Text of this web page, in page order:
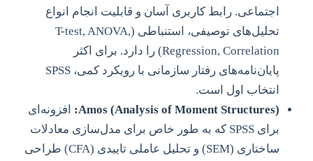
اجتماعی. رابط کاربری آسان و قابلیت انجام انواع
تحلیل‌های توصیفی، استنباطی (T-test, ANOVA,
Regression, Correlation) را دارد. برای اکثر
پایان‌نامه‌های رفتار سازمانی با رویکرد کمی، SPSS
انتخاب اول است.
Amos (Analysis of Moment Structures):
افزونه‌ای
برای SPSS که به طور خاص برای مدل‌سازی معادلات
ساختاری (SEM) و تحلیل عاملی تاییدی (CFA) طراحی